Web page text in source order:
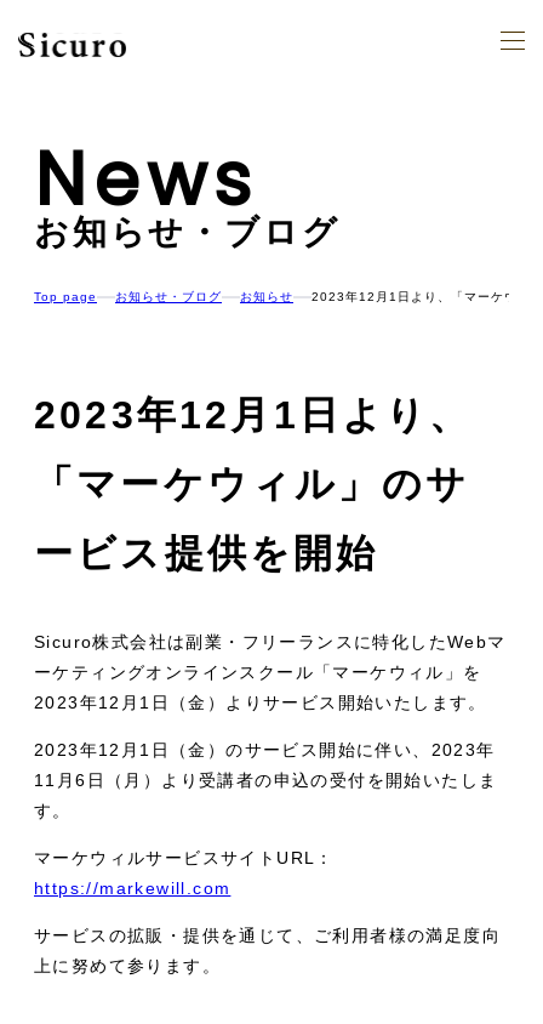
News
お知らせ・ブログ
Top page お知らせ・ブログ お知らせ 2023年12月1日より、「マーケウィ
2023年12月1日より、
「マーケウィル」のサ
ービス提供を開始
Sicuro株式会社は副業・フリーランスに特化したWebマ
ーケティングオンラインスクール「マーケウィル」を
2023年12月1日（金）よりサービス開始いたします。
2023年12月1日（金）のサービス開始に伴い、2023年
11月6日（月）より受講者の申込の受付を開始いたしま
す。
マーケウィルサービスサイトURL：
https://markewill.com
サービスの拡販・提供を通じて、ご利用者様の満足度向
上に努めて参ります。